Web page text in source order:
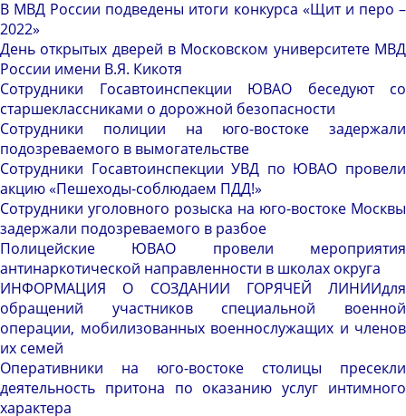
В МВД России подведены итоги конкурса «Щит и перо –
2022»
День открытых дверей в Московском университете МВД
России имени В.Я. Кикотя
Сотрудники Госавтоинспекции ЮВАО беседуют со
старшеклассниками о дорожной безопасности
Сотрудники полиции на юго-востоке задержали
подозреваемого в вымогательстве
Сотрудники Госавтоинспекции УВД по ЮВАО провели
акцию «Пешеходы-соблюдаем ПДД!»
Сотрудники уголовного розыска на юго-востоке Москвы
задержали подозреваемого в разбое
Полицейские ЮВАО провели мероприятия
антинаркотической направленности в школах округа
ИНФОРМАЦИЯ О СОЗДАНИИ ГОРЯЧЕЙ ЛИНИИдля
обращений участников специальной военной
операции, мобилизованных военнослужащих и членов
их семей
Оперативники на юго-востоке столицы пресекли
деятельность притона по оказанию услуг интимного
характера